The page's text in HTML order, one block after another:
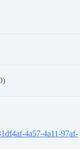
4a57-4a11-97af-